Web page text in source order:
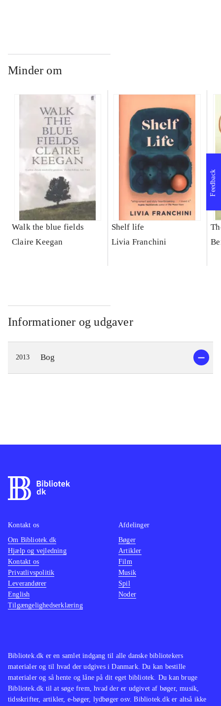
Minder om
Walk the blue fields
Claire Keegan
Shelf life
Livia Franchini
Informationer og udgaver
2013 Bog
Feedback
Bibliotek.dk er en samlet indgang til alle danske bibliotekers
materialer og til hvad der udgives i Danmark. Du kan bestille
materialer og så hente og låne på dit eget bibliotek. Du kan bruge
Bibliotek.dk til at søge frem, hvad der er udgivet af bøger, musik,
tidsskrifter, artikler, e-bøger, lydbøger osv. Bibliotek.dk er altså ikke
Kontakt os
Om Bibliotek.dk
Hjælp og vejledning
Kontakt os
Privatlivspolitik
Leverandører
English
Tilgængelighedserklæring
Afdelinger
Bøger
Artikler
Film
Musik
Spil
Noder